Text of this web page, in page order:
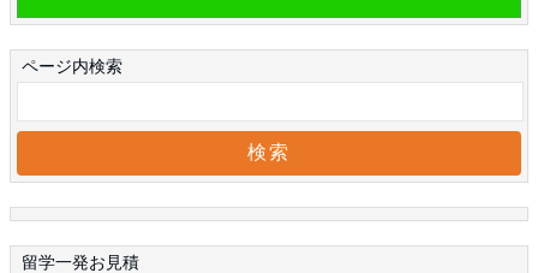
ページ内検索
留学一発お見積